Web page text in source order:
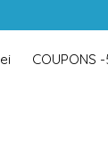
COUPONS